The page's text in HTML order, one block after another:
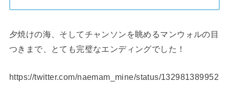
夕焼けの海、そしてチャンソンを眺めるマンウォルの目
つきまで、とても完璧なエンディングでした！
https://twitter.com/naemam_mine/status/132981389952